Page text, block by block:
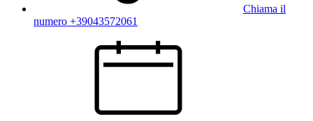
Chiama il
numero +39043572061